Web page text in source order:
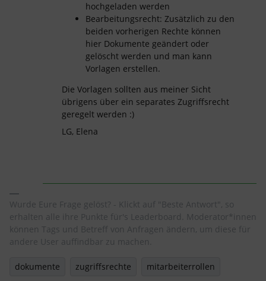
hochgeladen werden
Bearbeitungsrecht: Zusätzlich zu den
beiden vorherigen Rechte können
hier Dokumente geändert oder
gelöscht werden und man kann
Vorlagen erstellen.
Die Vorlagen sollten aus meiner Sicht
übrigens über ein separates Zugriffsrecht
geregelt werden :)
LG, Elena
Wurde Eure Frage gelöst? - Klickt auf "Beste Antwort", so
erhalten alle ihre Punkte für's Leaderboard. Moderator*innen
können Tags und Betreff von Anfragen ändern, um diese für
andere User auffindbar zu machen.
dokumente zugriffsrechte mitarbeiterrollen